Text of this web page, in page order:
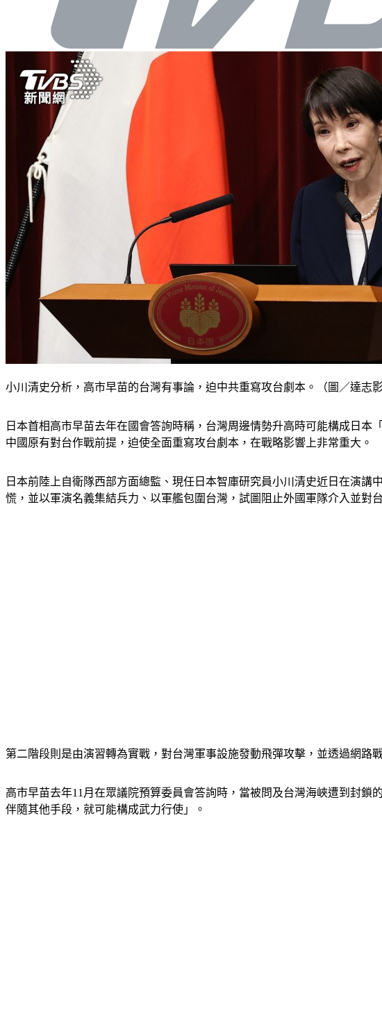
小川清史分析，高市早苗的台灣有事論，迫中共重寫攻台劇本。（圖／達志影
日本首相高市早苗去年在國會答詢時稱，台灣周邊情勢升高時可能構成日
中國原有對台作戰前提，迫使全面重寫攻台劇本，在戰略影響上非常重大。
日本前陸上自衛隊西部方面總監、現任日本智庫研究員小川清史近日在演
慌，並以軍演名義集結兵力、以軍艦包圍台灣，試圖阻止外國軍隊介入並對
第二階段則是由演習轉為實戰，對台灣軍事設施發動飛彈攻擊，並透過網路
高市早苗去年11月在眾議院預算委員會答詢時，當被問及台灣海峽遭到封
伴隨其他手段，就可能構成武力行使」。